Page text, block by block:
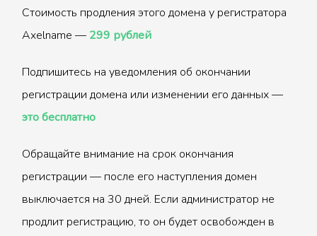
Стоимость продления этого домена у регистратора
Axelname — 299 рублей
Подпишитесь на уведомления об окончании
регистрации домена или изменении его данных —
это бесплатно
Обращайте внимание на срок окончания
регистрации — после его наступления домен
выключается на 30 дней. Если администратор не
продлит регистрацию, то он будет освобожден в